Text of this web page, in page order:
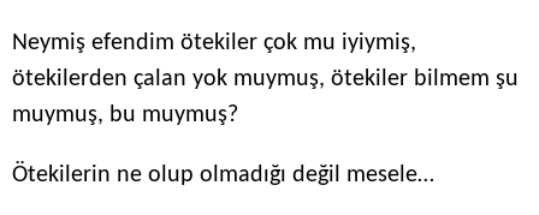
Neymiş efendim ötekiler çok mu iyiymiş,
ötekilerden çalan yok muymuş, ötekiler bilmem şu
muymuş, bu muymuş?
Ötekilerin ne olup olmadığı değil mesele…